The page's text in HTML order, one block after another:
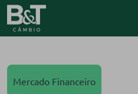
Mercado Financeiro